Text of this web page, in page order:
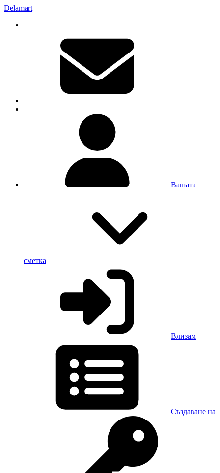
Delamart
Вашата
сметка
Влизам
Създаване на